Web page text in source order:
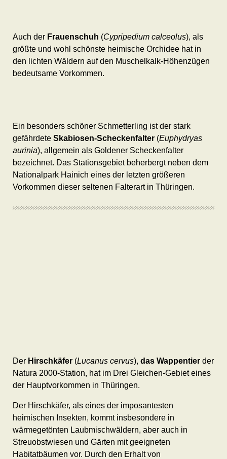
Auch der Frauenschuh (Cypripedium calceolus), als
größte und wohl schönste heimische Orchidee hat in
den lichten Wäldern auf den Muschelkalk-Höhenzügen
bedeutsame Vorkommen.
Ein besonders schöner Schmetterling ist der stark
gefährdete Skabiosen-Scheckenfalter (Euphydryas
aurinia), allgemein als Goldener Scheckenfalter
bezeichnet. Das Stationsgebiet beherbergt neben dem
Nationalpark Hainich eines der letzten größeren
Vorkommen dieser seltenen Falterart in Thüringen.
Der Hirschkäfer (Lucanus cervus), das Wappentier der
Natura 2000-Station, hat im Drei Gleichen-Gebiet eines
der Hauptvorkommen in Thüringen.
Der Hirschkäfer, als eines der imposantesten
heimischen Insekten, kommt insbesondere in
wärmegetönten Laubmischwäldern, aber auch in
Streuobstwiesen und Gärten mit geeigneten
Habitatbäumen vor. Durch den Erhalt von